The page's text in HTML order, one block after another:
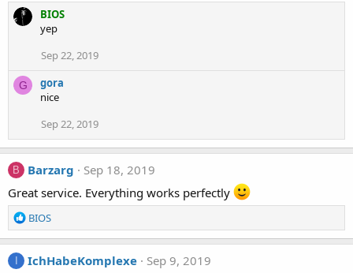
BIOS
yep
Sep 22, 2019
G
gora
nice
Sep 22, 2019
B Barzarg
Sep 18, 2019
Great service. Everything works perfectly
R
e
a
c
BIOS
IchHabeKomplexe
Sep 9, 2019